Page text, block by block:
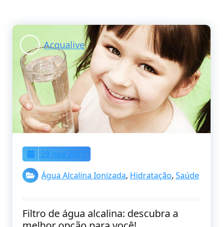
Acqualive
28 nov 2017
Água Alcalina Ionizada, Hidratação, Saúde
Filtro de água alcalina: descubra a